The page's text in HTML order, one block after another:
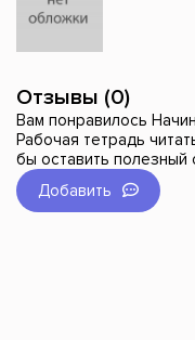
Отзывы (0)
Вам понравилось
Рабочая тетрадь
бы оставить полезный
Добавить